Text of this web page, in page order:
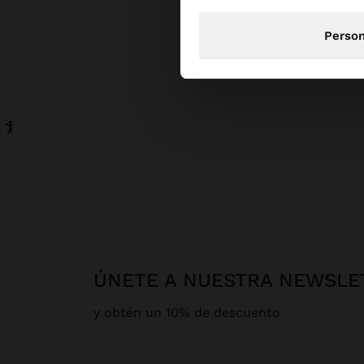
ÚNETE A NUESTRA
y obtén un 10% de descuento